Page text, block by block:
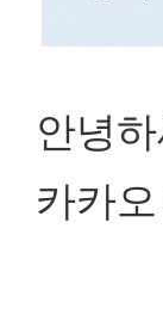
안녕
카카